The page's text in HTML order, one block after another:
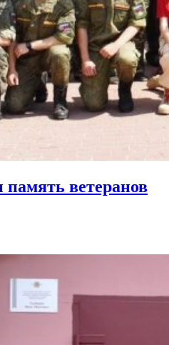
ветеранов